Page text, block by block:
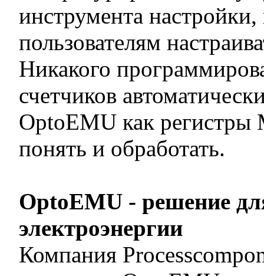
инструмента
пользователям
Никакого
счетчиков
OptoEMU как регистры
понять и обработать.
OptoEMU - решение
электроэнергии
Компания